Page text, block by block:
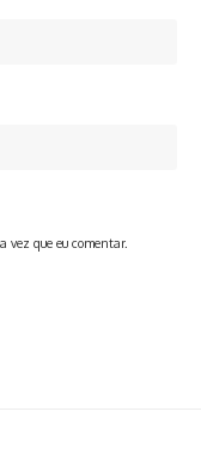
vez que eu comentar.